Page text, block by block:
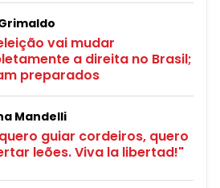
vai mudar
a direita no Brasil;
preparados
Mandelli
guiar cordeiros, quero
leões. Viva la libertad!"